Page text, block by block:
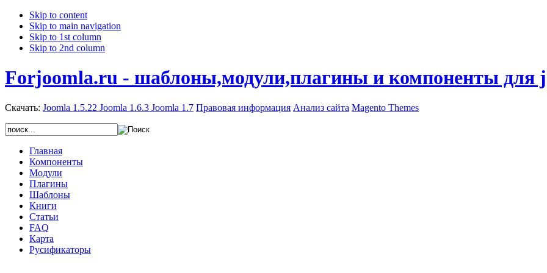
Skip to content
Skip to main navigation
Skip to 1st column
Skip to 2nd column
Forjoomla.ru - шаблоны,модули,плагины и компоненты для
Скачать: Joomla 1.5.22 Joomla 1.6.3 Joomla 1.7 Правовая информация Анализ сайта Magento Themes
Главная
Компоненты
Модули
Плагины
Шаблоны
Книги
Статьи
FAQ
Карта
Русификаторы